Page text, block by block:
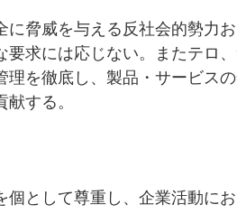
に脅威を与える反社会的勢力
要求には応じない。またテロ
理を徹底し、製品・サービス
する。
個として尊重し、企業活動に